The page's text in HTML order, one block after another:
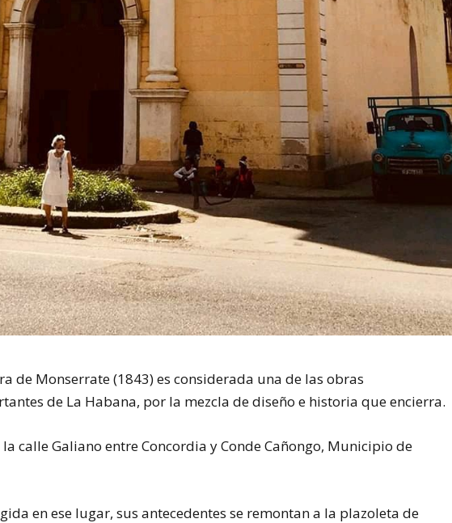
de Monserrate (1843) es considerada una de las obras
de La Habana, por la mezcla de diseño e historia que encierra.
calle Galiano entre Concordia y Conde Cañongo, Municipio de
en ese lugar, sus antecedentes se remontan a la plazoleta de